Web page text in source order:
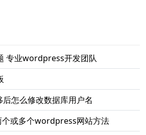
专业wordpress开发团队
怎么修改数据库用户名
个或多个wordpress网站方法